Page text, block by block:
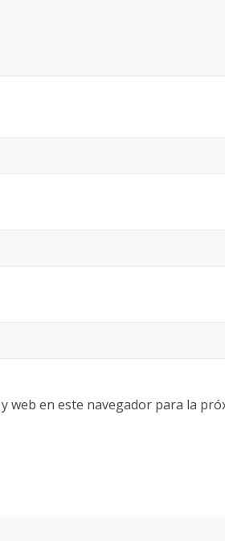
web en este navegador para la